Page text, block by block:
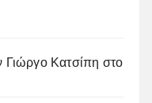
Γιώργο Κατσίπη στο